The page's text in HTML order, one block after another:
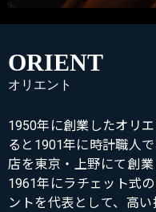
ORIENT
オリエント
1950年に創業したオリ
ると1901年に時計職人
店を東京・上野にて創
1961年にラチェット式
ントを代表として、高